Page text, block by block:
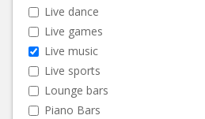
Live dance
Live games
Live music
Live sports
Lounge bars
Piano Bars